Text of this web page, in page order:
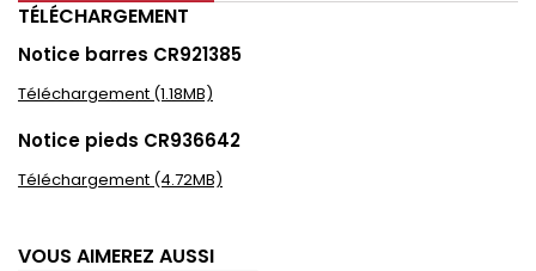
TÉLÉCHARGEMENT
Notice barres CR921385
Téléchargement (1.18MB)
Notice pieds CR936642
Téléchargement (4.72MB)
VOUS AIMEREZ AUSSI